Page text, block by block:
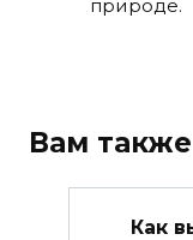
природе.
Вам
Как